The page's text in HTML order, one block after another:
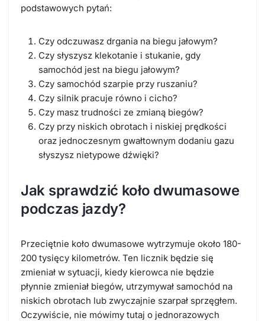
podstawowych pytań:
Czy odczuwasz drgania na biegu jałowym?
Czy słyszysz klekotanie i stukanie, gdy
samochód jest na biegu jałowym?
Czy samochód szarpie przy ruszaniu?
Czy silnik pracuje równo i cicho?
Czy masz trudności ze zmianą biegów?
Czy przy niskich obrotach i niskiej prędkości
oraz jednoczesnym gwałtownym dodaniu gazu
słyszysz nietypowe dźwięki?
Jak sprawdzić koło dwumasowe
podczas jazdy?
Przeciętnie koło dwumasowe wytrzymuje około 180-
200 tysięcy kilometrów. Ten licznik będzie się
zmieniał w sytuacji, kiedy kierowca nie będzie
płynnie zmieniał biegów, utrzymywał samochód na
niskich obrotach lub zwyczajnie szarpał sprzęgłem.
Oczywiście, nie mówimy tutaj o jednorazowych